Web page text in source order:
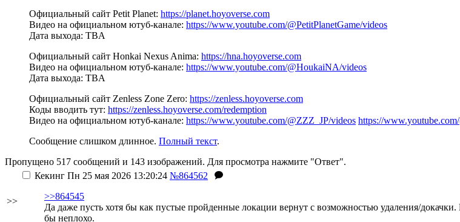
Официальный сайт Petit Planet: https://planet.hoyoverse.com
Видео на официальном ютуб-канале: https://www.youtube.com/@PetitPlanetGame/videos
Дата выхода: TBA
Официальный сайт Honkai Nexus Anima: https://hna.hoyoverse.com
Видео на официальном ютуб-канале: https://www.youtube.com/@HoukaiNA/videos
Дата выхода: TBA
Официальный сайт Zenless Zone Zero: https://zenless.hoyoverse.com
Коды вводить тут: https://zenless.hoyoverse.com/redemption
Видео на официальном ютуб-канале: https://www.youtube.com/@ZZZ_JP/videos https://
Сообщение слишком длинное. Полный текст.
Пропущено 517 сообщений и 143 изображений. Для просмотра нажмите "Ответ".
>>
Кекинг Пн 25 мая 2026 13:20:24 №864562
>>864545
Да даже пусть хотя бы как пустые пройденные локации вернут с возможностью удаления/
бы неплохо.